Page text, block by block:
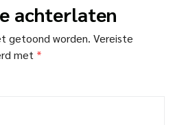
achterlaten
getoond worden. Vereiste
met *